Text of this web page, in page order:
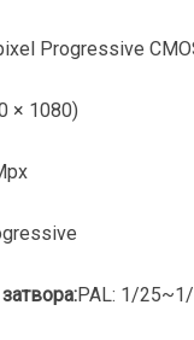
Progressive
× 1080)
PAL: 1/